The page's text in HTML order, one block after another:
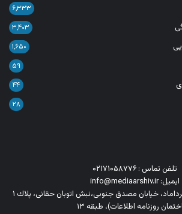
۶,۳۳۳
۳,۴۰۳
۱,۶۵۰
۵۹
۴۴
۲۸
تلفن تماس : ۰۲۱۷۱۰۵۸۷۷۶
ایمیل: info@mediaarshiv.ir
آدرس: تهران - خیابان میرداماد، خیابان مصدق جنوبی،نبش اتوبان حقانی، پلاك ١
روزنامه اطلاعات)، طبقه ۱۳